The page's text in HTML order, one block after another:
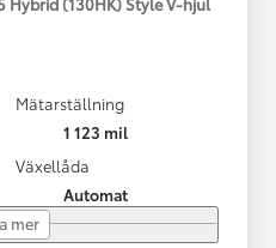
Mätarställning
1 123 mil
Växellåda
Automat
mer